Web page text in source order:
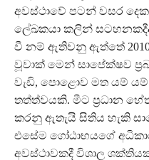
අවස්ථාවේ පටන් වසර
ලේඛකයා කලින්
වී නම් ඇතිවනු ඇත්තේ
වූවාක් මෙන් සාපේක්ෂව
වැඩි, පොළොව මත යම්
තත්ත්වයකි. මීට ප‍්‍රධාන
කරනු ඇතැයි සිතිය හැකි
එසේම ගෝඨාභයගේ
අවස්ථාවකදී විශාල